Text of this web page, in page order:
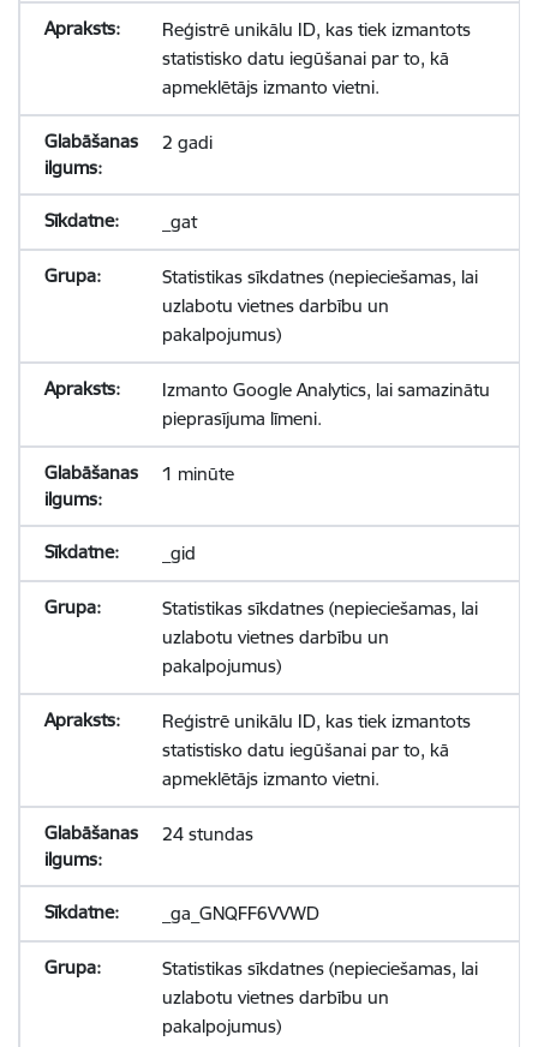
Reģistrē unikālu ID, kas tiek izmantots
statistisko datu iegūšanai par to, kā
apmeklētājs izmanto vietni.
2 gadi
_gat
Statistikas sīkdatnes (nepieciešamas, lai
uzlabotu vietnes darbību un
pakalpojumus)
Izmanto Google Analytics, lai samazinātu
pieprasījuma līmeni.
1 minūte
_gid
Statistikas sīkdatnes (nepieciešamas, lai
uzlabotu vietnes darbību un
pakalpojumus)
Reģistrē unikālu ID, kas tiek izmantots
statistisko datu iegūšanai par to, kā
apmeklētājs izmanto vietni.
24 stundas
_ga_GNQFF6VVWD
Statistikas sīkdatnes (nepieciešamas, lai
uzlabotu vietnes darbību un
pakalpojumus)